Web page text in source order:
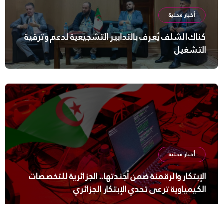
أخبار محلية
كناك الشلف يُعرف بالتدابير التشجيعية لدعم وترقية
التشغيل
أخبار محلية
الإبتكار والرقمنة ضمن أجندتها.. الجزائرية للتخصصات
الكيمياوية ترعى تحدي الإبتكار الجزائري